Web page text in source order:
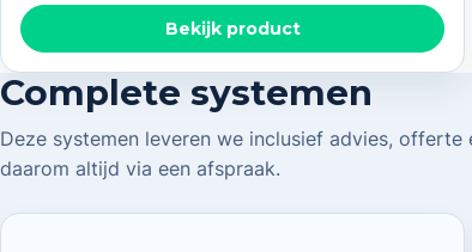
Bekijk product
Complete systemen
Deze systemen leveren we inclusief advies,
daarom altijd via een afspraak.